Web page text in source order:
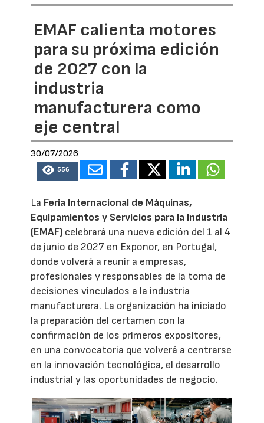
EMAF calienta motores
para su próxima edición
de 2027 con la
industria
manufacturera como
eje central
30/07/2026
556
La Feria Internacional de Máquinas,
Equipamientos y Servicios para la Industria
(EMAF) celebrará una nueva edición del 1 al 4
de junio de 2027 en Exponor, en Portugal,
donde volverá a reunir a empresas,
profesionales y responsables de la toma de
decisiones vinculados a la industria
manufacturera. La organización ha iniciado
la preparación del certamen con la
confirmación de los primeros expositores,
en una convocatoria que volverá a centrarse
en la innovación tecnológica, el desarrollo
industrial y las oportunidades de negocio.